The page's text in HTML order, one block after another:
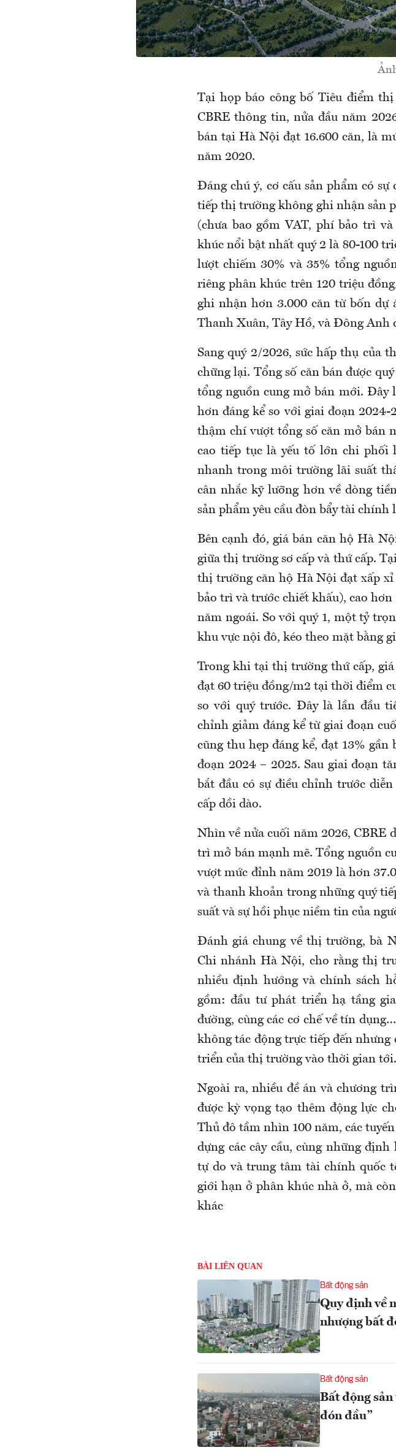
Tại họp báo công bố Tiêu điểm
CBRE thông tin, nửa đầu năm
bán tại Hà Nội đạt 16.600 căn, là
năm 2020.
Đáng chú ý, cơ cấu sản phẩm có
tiếp thị trường không ghi nhận sản
(chưa bao gồm VAT, phí bảo trì
khúc nổi bật nhất quý 2 là 80-100
lượt chiếm 30% và 35% tổng
riêng phân khúc trên 120 triệu
ghi nhận hơn 3.000 căn từ bốn
Thanh Xuân, Tây Hồ, và Đông Anh
Sang quý 2/2026, sức hấp thụ của
chững lại. Tổng số căn bán được
tổng nguồn cung mở bán mới. Đây
hơn đáng kể so với giai đoạn
thậm chí vượt tổng số căn mở bán
cao tiếp tục là yếu tố lớn chi phối
nhanh trong môi trường lãi suất
cân nhắc kỹ lưỡng hơn về dòng
sản phẩm yêu cầu đòn bẩy tài chính
Bên cạnh đó, giá bán căn hộ Hà
giữa thị trường sơ cấp và thứ cấp.
thị trường căn hộ Hà Nội đạt xấp
bảo trì và trước chiết khấu), cao hơn
năm ngoái. So với quý 1, một tỷ
khu vực nội đô, kéo theo mặt bằng
Trong khi tại thị trường thứ cấp,
đạt 60 triệu đồng/m2 tại thời điểm
so với quý trước. Đây là lần đầu
chỉnh giảm đáng kể từ giai đoạn
cũng thu hẹp đáng kể, đạt 13%
đoạn 2024 – 2025. Sau giai đoạn
bắt đầu có sự điều chỉnh trước
cấp dồi dào.
Nhìn về nửa cuối năm 2026, CBRE
trì mở bán mạnh mẽ. Tổng nguồn
vượt mức đỉnh năm 2019 là hơn
và thanh khoản trong những quý
suất và sự hồi phục niềm tin của
Đánh giá chung về thị trường, bà
Chi nhánh Hà Nội, cho rằng thị
nhiều định hướng và chính sách
gồm: đầu tư phát triển hạ tầng
đường, cùng các cơ chế về tín
không tác động trực tiếp đến
triển của thị trường vào thời gian tới.
Ngoài ra, nhiều đề án và chương
được kỳ vọng tạo thêm động lực
Thủ đô tầm nhìn 100 năm, các
dựng các cây cầu, cùng những
tự do và trung tâm tài chính quốc
giới hạn ở phân khúc nhà ở, mà
khác
BÀI LIÊN QUAN
Bất động sản
Quy định về
nhượng bất
Bất động sản
Bất động sản
đón đầu”